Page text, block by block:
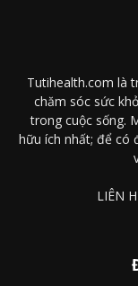
Tutihealth.com là
chăm sóc sức
trong cuộc sống.
hữu ích nhất; để có
LIÊN